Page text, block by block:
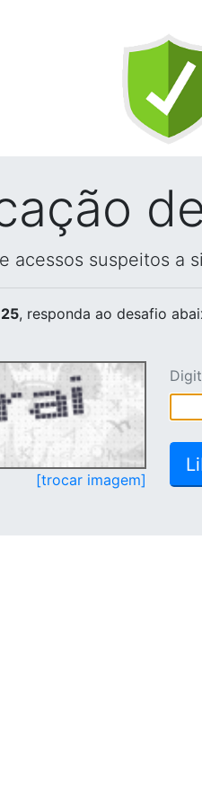
acessos suspeitos a
, responda ao desafio
[trocar imagem]